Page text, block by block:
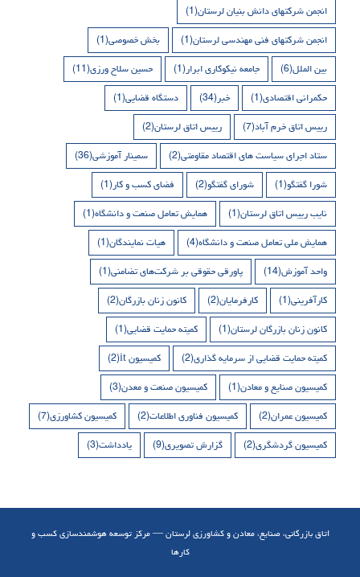
انجمن شرکتهای دانش بنیان لرستان(1)
انجمن شرکتهای فنی مهندسی لرستان(1) بخش خصوصی(1)
بین الملل(6) جامعه نیکوکاری ابرار(1) حسین سلاح ورزی(11)
حکمرانی اقتصادی(1) خبر(34) دستگاه قضایی(1)
رییس اتاق خرم آباد(7) رییس اتاق لرستان(2)
ستاد اجرای سیاست های اقتصاد مقاومتی(2) سمینار آموزشی(36)
شورا گفتگو(1) شورای گفتگو(2) فضای کسب و کار(1)
نایب رییس اتاق لرستان(1) همایش تعامل صنعت و دانشگاه(1)
همایش ملی تعامل صنعت و دانشگاه(4) هیات نمایندگان(1)
واحد آموزش(14) پاورقی حقوقی بر شرکت‌های تضامنی(1)
کارآفرینی(1) کارفرمایان(2) کانون زنان بازرگان(2)
کانون زنان بازرگان لرستان(1) کمیته حمایت قضایی(1)
کمیته حمایت قضایی از سرمایه گذاری(2) کمیسیون it (2)
کمیسیون صنایع و معادن(1) کمیسیون صنعت و معدن(3)
کمیسیون عمران(2) کمیسیون فناوری اطلاعات(2) کمیسیون کشاورزی(7)
کمیسیون گردشگری(2) گزارش تصویری(9) یادداشت(3)
اتاق بازرگانی، صنایع، معادن و کشاورزی لرستان — مرکز توسعه هوشمندسازی کسب و
کارها